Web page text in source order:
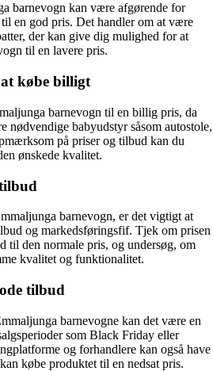
barnevogn kan være afgørende for
en god pris. Det handler om at være
der kan give dig mulighed for at
til en lavere pris.
købe billigt
barnevogn til en billig pris, da
nødvendige babyudstyr såsom autostole,
på priser og tilbud kan du
ønskede kvalitet.
barnevogn, er det vigtigt at
og markedsføringsfif. Tjek om prisen
til den normale pris, og undersøg, om
kvalitet og funktionalitet.
tilbud
barnevogne kan det være en
som Black Friday eller
og forhandlere kan også have
købe produktet til en nedsat pris.